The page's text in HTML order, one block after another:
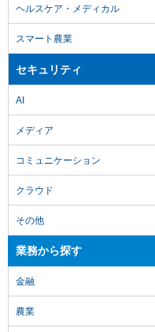
ヘルスケア・メディカル
スマート農業
セキュリティ
AI
メディア
コミュニケーション
クラウド
その他
業務から探す
金融
農業